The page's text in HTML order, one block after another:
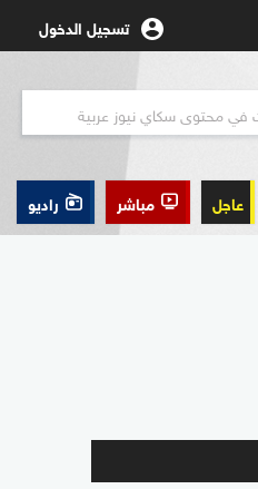
تسجيل الدخول
عاجل مباشر راديو